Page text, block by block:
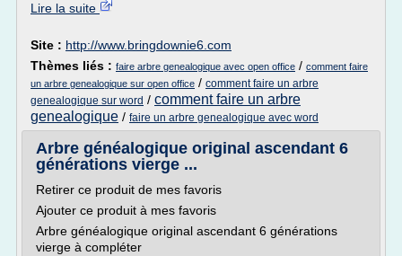
Lire la suite
Site : http://www.bringdownie6.com
Thèmes liés : faire arbre genealogique avec open office / comment faire
un arbre genealogique sur open office / comment faire un arbre
genealogique sur word / comment faire un arbre
genealogique / faire un arbre genealogique avec word
Arbre généalogique original ascendant 6
générations vierge ...
Retirer ce produit de mes favoris
Ajouter ce produit à mes favoris
Arbre généalogique original ascendant 6 générations
vierge à compléter